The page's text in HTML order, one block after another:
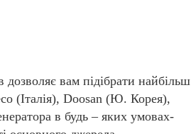
вам підібрати найбільш
(Італія), Doosan (Ю. Корея),
в будь – яких умовах-